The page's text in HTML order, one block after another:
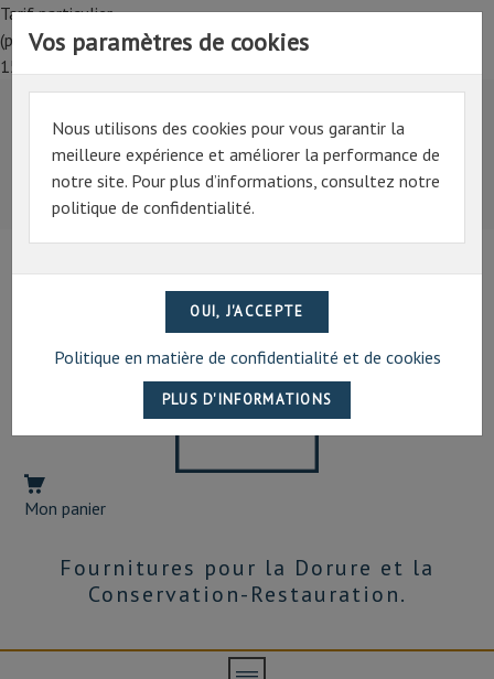
Tarif particulier,
(professionnel, connectez-vous pour bénéficier de la remise de
15%)
Tarif particulier,
(professionnel, connectez-vous pour bénéficier de la
remise de 15%)
07 69 94 13 47
Mon panier
Fournitures pour la Dorure et la
Conservation-Restauration.
Vos paramètres de cookies
Nous utilisons des cookies pour vous garantir la
meilleure expérience et améliorer la performance de
notre site. Pour plus d’informations, consultez notre
politique de confidentialité.
Politique en matière de confidentialité et de cookies